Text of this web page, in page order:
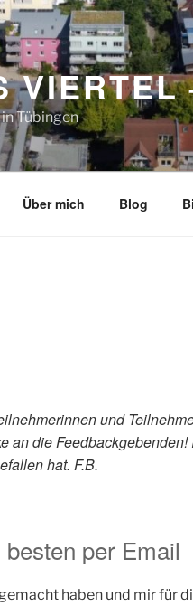
VIERTEL
Tübingen
Über mich Blog
und
an die
hat. F.B.
per Email
haben und mir für